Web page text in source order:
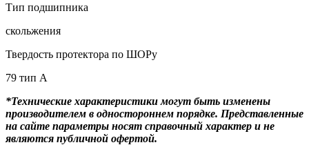
Тип подшипника
скольжения
Твердость протектора по ШОРу
79 тип А
*Технические характеристики могут быть изменены
производителем в одностороннем порядке. Представленные
на сайте параметры носят справочный характер и не
являются публичной офертой.